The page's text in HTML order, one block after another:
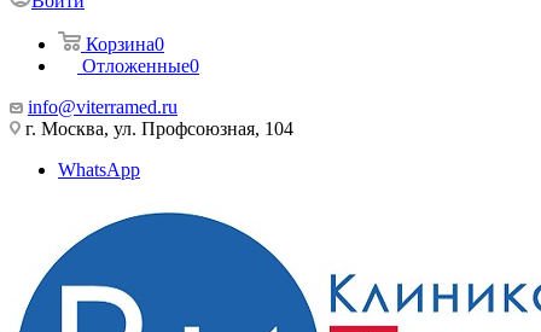
Корзина0
Отложенные0
info@viterramed.ru
г. Москва, ул. Профсоюзная, 104
WhatsApp